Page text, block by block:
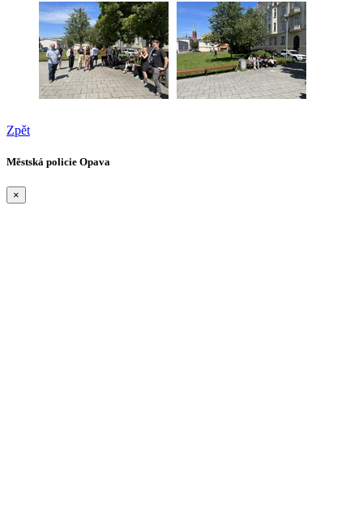
Zpět
Městská policie Opava
×